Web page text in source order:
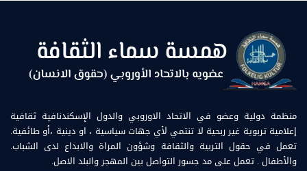
منظمة دولية وعضو في الاتحاد الاوروبي والدول الإسكندنافية ثقافية
إعلامية تربوية غير ربحية لا تنتمي لأي جهات سياسية ، او دينية ،أو طائفية.
تعمل في حقول التربية والثقافة وشؤون المراة والابداع لدى الشباب.
والأطفال . تعمل على مد جسور التواصل بين المهجر والبلد الاصل.